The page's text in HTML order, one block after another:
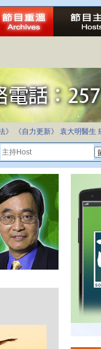
卷制
》 《自力更新》 袁大明醫生